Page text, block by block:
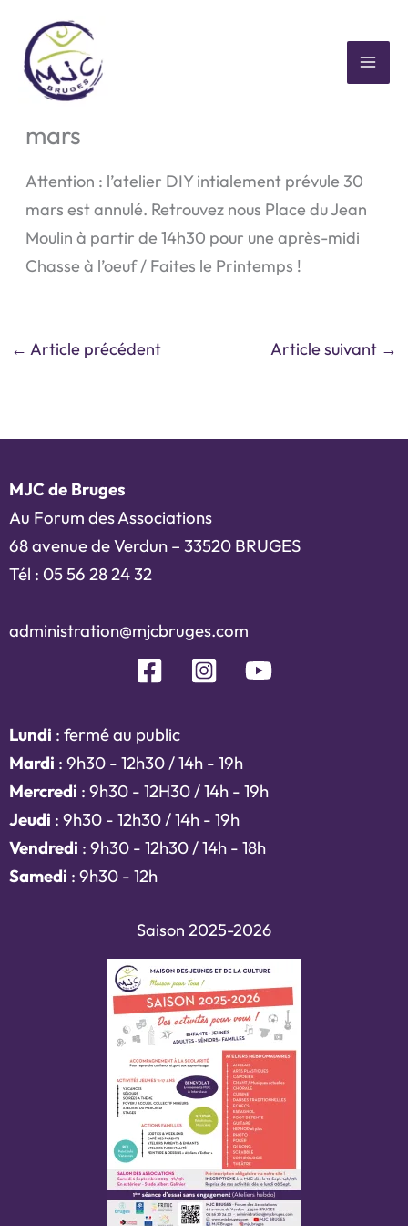
contenu
Annulation atelier DIY du 30
mars
Attention : l’atelier DIY intialement prévule 30
mars est annulé. Retrouvez nous Place du Jean
Moulin à partir de 14h30 pour une après-midi
Chasse à l’oeuf / Faites le Printemps !
← Article précédent Article suivant →
MJC de Bruges
Au Forum des Associations
68 avenue de Verdun – 33520 BRUGES
Tél : 05 56 28 24 32
administration@mjcbruges.com
Lundi : fermé au public
Mardi : 9h30 - 12h30 / 14h - 19h
Mercredi : 9h30 - 12H30 / 14h - 19h
Jeudi : 9h30 - 12h30 / 14h - 19h
Vendredi : 9h30 - 12h30 / 14h - 18h
Samedi : 9h30 - 12h
Saison 2025-2026